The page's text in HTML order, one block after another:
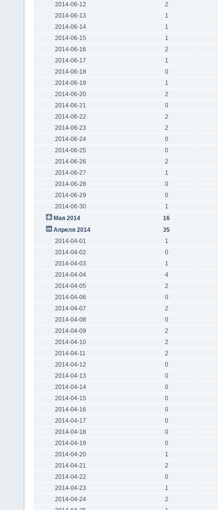
2014-06-12
2
2014-06-13
1
2014-06-14
1
2014-06-15
1
2014-06-16
2
2014-06-17
1
2014-06-18
0
2014-06-19
1
2014-06-20
2
2014-06-21
0
2014-06-22
2
2014-06-23
2
2014-06-24
0
2014-06-25
0
2014-06-26
2
2014-06-27
1
2014-06-28
0
2014-06-29
0
2014-06-30
1
Мая 2014
16
Апреля 2014
35
2014-04-01
1
2014-04-02
0
2014-04-03
1
2014-04-04
4
2014-04-05
2
2014-04-06
0
2014-04-07
2
2014-04-08
0
2014-04-09
2
2014-04-10
2
2014-04-11
2
2014-04-12
0
2014-04-13
0
2014-04-14
0
2014-04-15
0
2014-04-16
0
2014-04-17
0
2014-04-18
0
2014-04-19
0
2014-04-20
1
2014-04-21
2
2014-04-22
0
2014-04-23
1
2014-04-24
2